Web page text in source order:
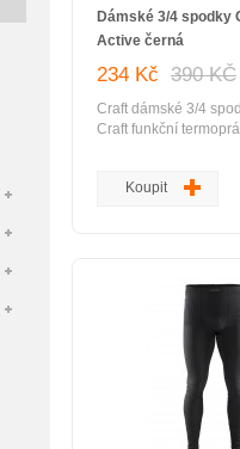
Dámské 3/4 spodky
Active černá
234 Kč 390 KČ
Craft dámské 3/4
Craft funkční
chladném počasí
výborné parametry
využití: funkční
sport termoprádlo
nošení v chladných
Koupit